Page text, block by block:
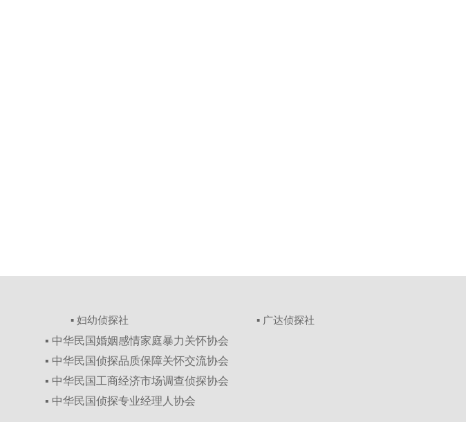
▪ 妇幼侦探社 ▪ 广达侦探社
▪ 中华民国婚姻感情家庭暴力关怀协会
▪ 中华民国侦探品质保障关怀交流协会
▪ 中华民国工商经济市场调查侦探协会
▪ 中华民国侦探专业经理人协会